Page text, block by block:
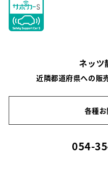
ネッツ
近隣都道府県への販
各種
054-